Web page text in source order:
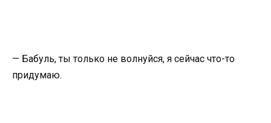
— Бабуль, ты только не волнуйся, я сейчас что-то
придумаю.